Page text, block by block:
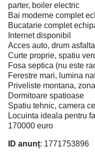
parter, boiler electric
Bai moderne complet
Bucatarie complet
Internet disponibil
Acces auto, drum
Curte proprie, spatiu
Fosa septica (nu este
Ferestre mari, lumina
Priveliste montana,
Dormitoare spatioase
Spatiu tehnic, camera
Locuinta ideala pentru
170000 euro
ID anunț: 1771753896